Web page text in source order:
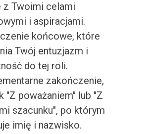
z Twoimi celami
i aspiracjami.
końcowe, które
Twój entuzjazm i
do tej roli.
zakończenie,
"Z poważaniem" lub "Z
szacunku", po którym
imię i nazwisko.